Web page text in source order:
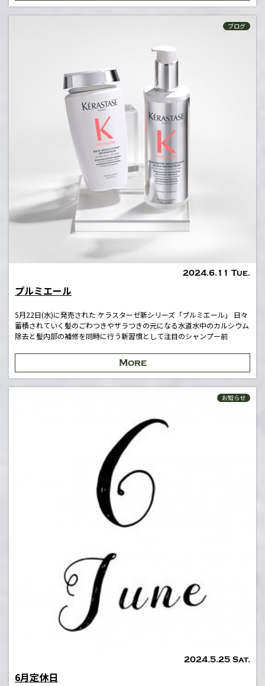
2024.6.11 Tue.
ブログ
プルミエール
5月22日(水)に発売された ケラスターゼ新シリーズ「プルミエール」 日々
蓄積されていく髪のごわつきやザラつきの元になる水道水中のカルシウム
除去と髪内部の補修を同時に行う新習慣として注目のシャンプー前
More
2024.5.25 Sat.
お知らせ
6月定休日